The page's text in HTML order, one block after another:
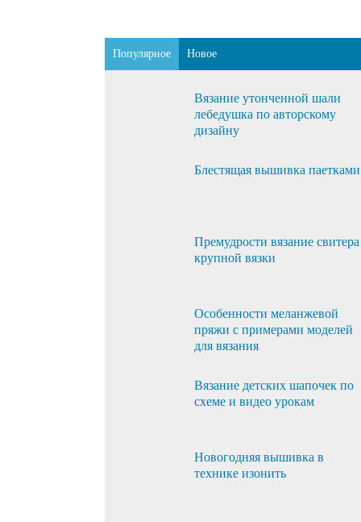
Популярное Новое
Вязание утонченной шали
лебедушка по авторскому
дизайну
Блестящая вышивка паетками
Премудрости вязание свитера
крупной вязки
Особенности меланжевой
пряжи с примерами моделей
для вязания
Вязание детских шапочек по
схеме и видео урокам
Новогодняя вышивка в
технике изонить